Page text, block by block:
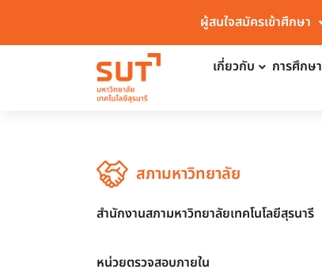
ผู้สนใจสมัครเข้าศึกษา
เกี่ยวกับ การศึกษา
สภามหาวิทยาลัย
สำนักงานสภามหาวิทยาลัยเทคโนโลยีสุรนารี
หน่วยตรวจสอบภายใน